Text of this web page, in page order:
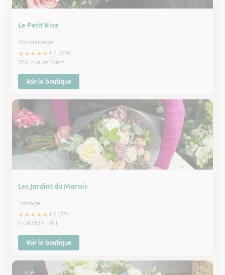
Le Petit Nice
Mondelange
★★★★★4.6 (109)
366, rue de Metz
Voir la boutique
Les Jardins du Marais
Talange
★★★★★4.6 (78)
6 GRANDE RUE
Voir la boutique